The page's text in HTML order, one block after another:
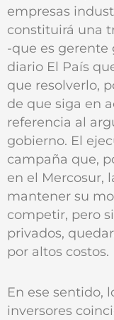
empresas
constituirá una
-que es gerente
diario El País
que resolverlo,
de que siga en
referencia al
gobierno. El
campaña que,
en el Mercosur,
mantener su
competir, pero
privados,
por altos costos.
En ese sentido,
inversores